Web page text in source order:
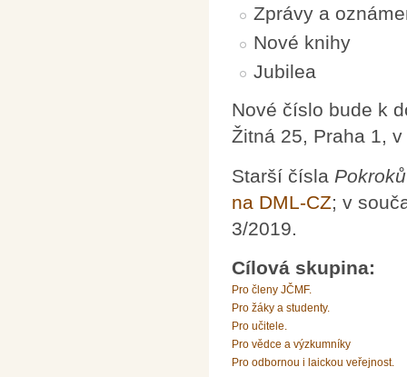
Zprávy a
Nové knihy
Jubilea
Nové číslo bude k
Žitná 25, Praha 1,
Starší čísla
na DML-CZ; v
3/2019.
Cílová skupina:
Pro členy JČMF.
Pro žáky a studenty.
Pro učitele.
Pro vědce a výzkumníky
Pro odbornou i laickou veřejnost.